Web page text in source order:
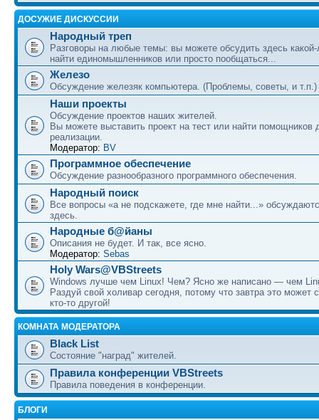
ДОСУЖИЕ ДИСКУССИИ
Народный треп
Разговоры на любые темы: вы можете обсудить здесь какой-
найти единомышленников или просто пообщаться...
Железо
Обсуждение железяк компьютера. (Проблемы, советы, и т.п.)
Наши проекты
Обсуждение проектов наших жителей.
Вы можете выставить проект на тест или найти помощников
реализации.
Модератор: BV
Программное обеспечение
Обсуждение разнообразного программного обеспечения.
Народный поиск
Все вопросы «а не подскажете, где мне найти...»
здесь.
Народные б@йаны
Описания не будет. И так, все ясно.
Модератор: Sebas
Holy Wars@VBStreets
Windows лучше чем Linux! Чем? Ясно же написано — чем
Раздуй свой холивар сегодня, потому что завтра это может
кто-то другой!
КОМНАТА МОДЕРАТОРА
Black List
Состояние "наград" жителей.
Правила конференции VBStreets
Правила поведения в конференции.
БЛОГИ